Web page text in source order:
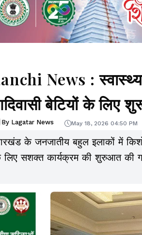
News :
बेटियों के लिए
By Lagatar News May 18, 2026 04:50 PM
के जनजातीय बहुल इलाकों में
सशक्त कार्यक्रम की शुरुआत की